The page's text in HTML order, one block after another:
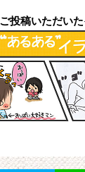
投稿いただい